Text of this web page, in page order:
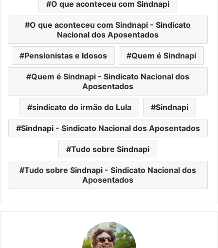
O que aconteceu com Sindnapi
O que aconteceu com Sindnapi - Sindicato
Nacional dos Aposentados
Pensionistas e Idosos Quem é Sindnapi
Quem é Sindnapi - Sindicato Nacional dos
Aposentados
sindicato do irmão do Lula Sindnapi
Sindnapi - Sindicato Nacional dos Aposentados
Tudo sobre Sindnapi
Tudo sobre Sindnapi - Sindicato Nacional dos
Aposentados